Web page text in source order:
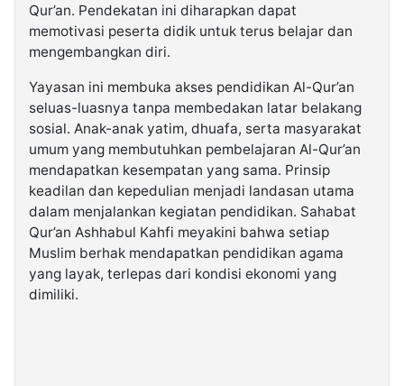
Qur’an. Pendekatan ini diharapkan dapat
memotivasi peserta didik untuk terus belajar dan
mengembangkan diri.
Yayasan ini membuka akses pendidikan Al-Qur’an
seluas-luasnya tanpa membedakan latar belakang
sosial. Anak-anak yatim, dhuafa, serta masyarakat
umum yang membutuhkan pembelajaran Al-Qur’an
mendapatkan kesempatan yang sama. Prinsip
keadilan dan kepedulian menjadi landasan utama
dalam menjalankan kegiatan pendidikan. Sahabat
Qur’an Ashhabul Kahfi meyakini bahwa setiap
Muslim berhak mendapatkan pendidikan agama
yang layak, terlepas dari kondisi ekonomi yang
dimiliki.